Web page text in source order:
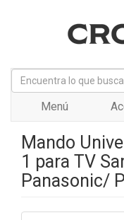
Menú
Mando
1 para TV
Panasonic/